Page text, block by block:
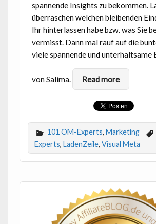
spannende Insights zu bekommen.
überraschen welchen bleibenden
Ihr hinterlassen habe bzw. was Sie
vermisst. Dann mal rauf auf die
viele spannende und unterhaltsame
von Salima. Read more
101 OM-Experts, Marketing
Experts, LadenZeile, Visual Meta